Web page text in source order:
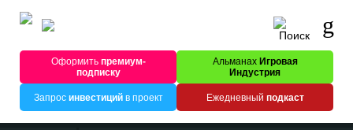
Оформитьпремиум-
подписку
Альманах Игровая
Индустрия
Запрос инвестицийв проект Ежедневный подкаст